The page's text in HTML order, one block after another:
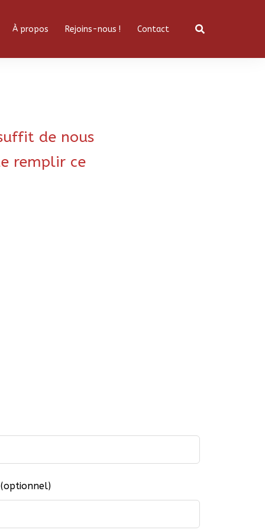
À propos Rejoins-nous ! Contact
de nous
remplir ce
(optionnel)